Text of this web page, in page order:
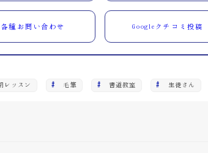
各種お問い合わせ Googleクチコミ投稿
レッスン 毛筆 書道教室 生徒さん